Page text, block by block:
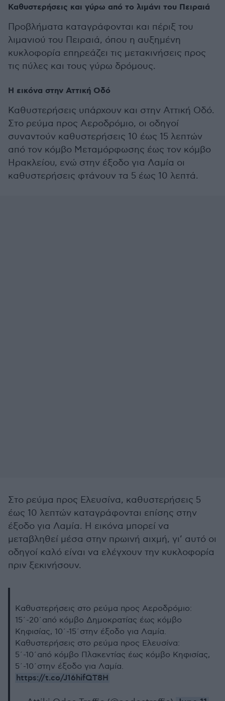
Καθυστερήσεις και γύρω από το λιμάνι του Πειραιά
Προβλήματα καταγράφονται και πέριξ του
λιμανιού του Πειραιά, όπου η αυξημένη
κυκλοφορία επηρεάζει τις μετακινήσεις προς
τις πύλες και τους γύρω δρόμους.
Η εικόνα στην Αττική Οδό
Καθυστερήσεις υπάρχουν και στην Αττική Οδό.
Στο ρεύμα προς Αεροδρόμιο, οι οδηγοί
συναντούν καθυστερήσεις 10 έως 15 λεπτών
από τον κόμβο Μεταμόρφωσης έως τον κόμβο
Ηρακλείου, ενώ στην έξοδο για Λαμία οι
καθυστερήσεις φτάνουν τα 5 έως 10 λεπτά.
Στο ρεύμα προς Ελευσίνα, καθυστερήσεις 5
έως 10 λεπτών καταγράφονται επίσης στην
έξοδο για Λαμία. Η εικόνα μπορεί να
μεταβληθεί μέσα στην πρωινή αιχμή, γι’ αυτό οι
οδηγοί καλό είναι να ελέγχουν την κυκλοφορία
πριν ξεκινήσουν.
Καθυστερήσεις στο ρεύμα προς Αεροδρόμιο:
15΄-20΄από κόμβο Δημοκρατίας έως κόμβο
Κηφισίας, 10΄-15΄στην έξοδο για Λαμία.
Καθυστερήσεις στο ρεύμα προς Ελευσίνα:
5΄-10΄από κόμβο Πλακεντίας έως κόμβο Κηφισίας,
5΄-10΄στην έξοδο για Λαμία.
https://t.co/J16hifQT8H